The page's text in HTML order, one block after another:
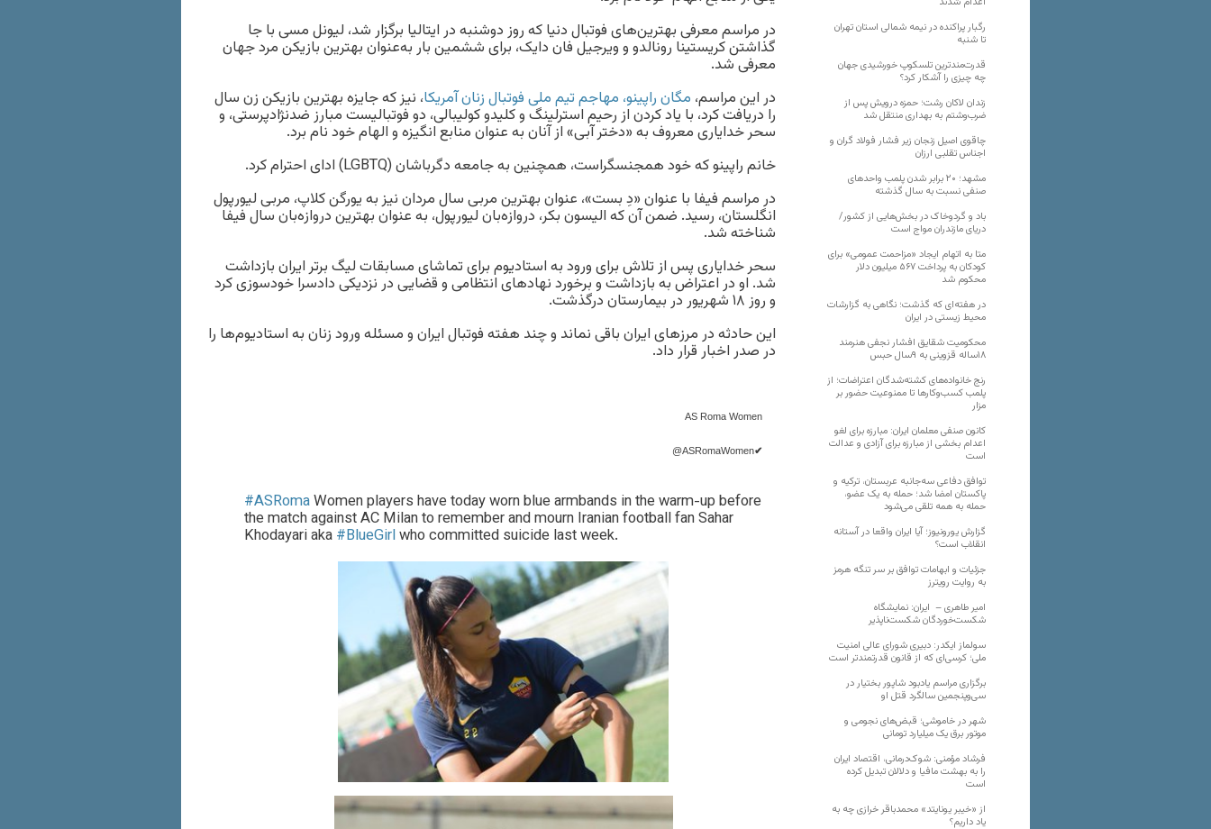
در مراسم معرفی بهترین‌های فوتبال دنیا که روز دوشنبه در ایتالیا برگزار شد، لیونل مسی با جا
گذاشتن کریستینا رونالدو و ویرجیل فان دایک، برای ششمین بار به‌عنوان بهترین بازیکن مرد جهان
معرفی شد.
در این مراسم، مگان راپینو، مهاجم تیم ملی فوتبال زنان آمریکا، نیز که جایزه بهترین بازیکن زن سال
را دریافت کرد، با یاد کردن از رحیم استرلینگ و کلیدو کولیبالی، دو فوتبالیست مبارز ضدنژادپرستی، و
سحر خدایاری معروف به «دختر آبی» از آنان به‌ عنوان منابع انگیزه و الهام خود نام برد.
خانم راپینو که خود همجنسگراست، همچنین به جامعه دگرباشان (LGBTQ) ادای احترام کرد.
در مراسم فیفا با عنوان «دِ بست»، عنوان بهترین مربی سال مردان نیز به یورگن کلاپ، مربی لیورپول
انگلستان، رسید. ضمن آن‌ که الیسون بکر، دروازه‌بان لیورپول، به‌ عنوان بهترین دروازه‌بان سال فیفا
شناخته شد.
سحر خدایاری پس از تلاش برای ورود به استادیوم برای تماشای مسابقات لیگ برتر ایران بازداشت
شد. او در اعتراض به بازداشت و برخورد نهادهای انتظامی و قضایی در نزدیکی دادسرا خودسوزی کرد
و روز ۱۸ شهریور در بیمارستان درگذشت.
این حادثه در مرزهای ایران باقی نماند و چند هفته فوتبال ایران و مسئله ورود زنان به استادیوم‌ها را
در صدر اخبار قرار داد.
AS Roma Women
✔
@ASRomaWomen
#ASRomaWomen players have today worn blue armbands in the warm-up before
the match against AC Milan to remember and mourn Iranian football fan Sahar
Khodayari aka#BlueGirlwho committed suicide last week.
رگبار پراکنده در نیمه شمالی استان تهران
تا شنبه
قدرت‌مندترین تلسکوپ خورشیدی جهان
چه چیزی را آشکار کرد؟
زندان لاکان رشت؛ حمزه درویش پس از
ضرب‌وشتم به بهداری منتقل شد
چاقوی اصیل زنجان زیر فشار فولاد گران و
اجناس تقلبی ارزان
مشهد؛ ۲۰ برابر شدن پلمب واحدهای
صنفی نسبت به سال گذشته
باد و گردوخاک در بخش‌هایی از کشور/
دریای مازندران مواج است
متا به اتهام ایجاد «مزاحمت عمومی» برای
کودکان به پرداخت ۵۶۷ میلیون دلار
محکوم شد
در هفته‌ای که گذشت؛ نگاهی به گزارشات
محیط زیستی در ایران
محکومیت شقایق افشار نجفی هنرمند
۱۸ساله قزوینی به ۹سال حبس
رنج خانواده‌های کشته‌شدگان اعتراضات؛ از
پلمب کسب‌وکارها تا ممنوعیت حضور بر
مزار
کانون صنفی معلمان ایران: مبارزه برای لغو
اعدام بخشی از مبارزه برای آزادی و عدالت
است
توافق دفاعی سه‌جانبه عربستان، ترکیه و
پاکستان امضا شد؛ حمله به یک عضو،
حمله به همه تلقی می‌شود
گزارش یورونیوز؛ آیا ایران واقعا در آستانه
انقلاب است؟
جزئیات و ابهامات توافق بر سر تنگه هرمز
به روایت رویترز
امیر طاهری – ایران: نمایشگاه
شکست‌خوردگان شکست‌ناپذیر
سولماز ایکدر: دبیری شورای عالی امنیت
ملی؛ کرسی‌ای که از قانون قدرتمندتر است
برگزاری مراسم یادبود شاپور بختیار در
سی‌وپنجمین سالگرد قتل او
شهر در خاموشی؛ قبض‌های نجومی و
موتور برق یک میلیارد تومانی
فرشاد مؤمنی: شوک‌درمانی، اقتصاد ایران
را به بهشت مافیا و دلالان تبدیل کرده
است
از «خیبر یونایتد» محمدباقر خرازی چه به
یاد داریم؟